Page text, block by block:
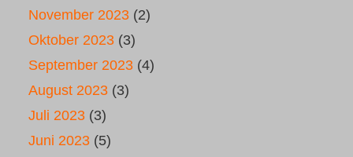
November 2023 (2)
Oktober 2023 (3)
September 2023 (4)
August 2023 (3)
Juli 2023 (3)
Juni 2023 (5)